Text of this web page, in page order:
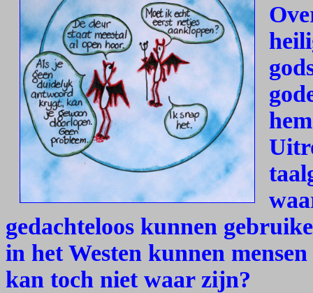
gedachteloos kunnen
in het Westen kunnen
kan toch niet waar zijn?